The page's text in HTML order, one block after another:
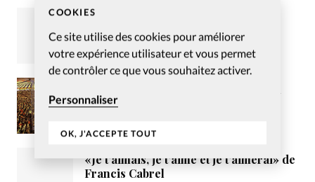
COOKIES
Ce site utilise des cookies pour améliorer
votre expérience utilisateur et vous permet
de contrôler ce que vous souhaitez activer.
Personnaliser
OK, J'ACCEPTE TOUT
Envisager la vérité au prisme de
l’individualité
Pour un consensus entre les élus du
Loiret et la mission évangélique
«Je t’aimais, je t’aime et je t’aimerai» de
Francis Cabrel